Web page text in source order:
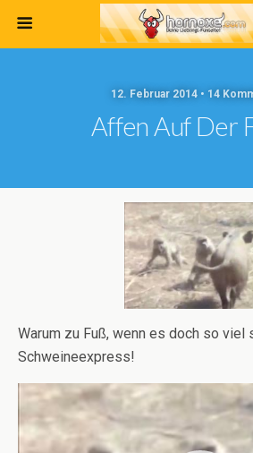
12. Februar 2014 • 14
Affen Auf Der
Warum zu Fuß, wenn es doch so viel
Schweineexpress!
Video-
Player